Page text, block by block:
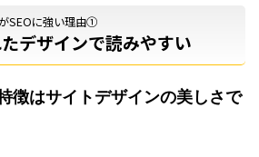
SEOに強い理由①
デザインで読みやすい
徴はサイトデザインの美しさで